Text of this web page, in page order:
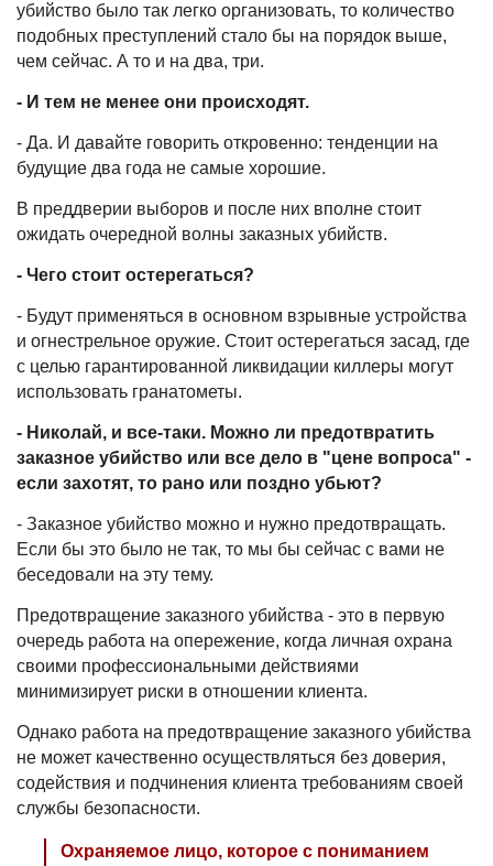
убийство было так легко организовать, то количество
подобных преступлений стало бы на порядок выше,
чем сейчас. А то и на два, три.
- И тем не менее они происходят.
- Да. И давайте говорить откровенно: тенденции на
будущие два года не самые хорошие.
В преддверии выборов и после них вполне стоит
ожидать очередной волны заказных убийств.
- Чего стоит остерегаться?
- Будут применяться в основном взрывные устройства
и огнестрельное оружие. Стоит остерегаться засад, где
с целью гарантированной ликвидации киллеры могут
использовать гранатометы.
- Николай, и все-таки. Можно ли предотвратить
заказное убийство или все дело в "цене вопроса" -
если захотят, то рано или поздно убьют?
- Заказное убийство можно и нужно предотвращать.
Если бы это было не так, то мы бы сейчас с вами не
беседовали на эту тему.
Предотвращение заказного убийства - это в первую
очередь работа на опережение, когда личная охрана
своими профессиональными действиями
минимизирует риски в отношении клиента.
Однако работа на предотвращение заказного убийства
не может качественно осуществляться без доверия,
содействия и подчинения клиента требованиям своей
службы безопасности.
Охраняемое лицо, которое с пониманием